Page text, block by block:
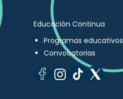
Educación Continua
Programas educativos
Convocatorias